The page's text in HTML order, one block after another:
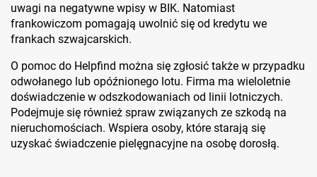
uwagi na negatywne wpisy w BIK. Natomiast
frankowiczom pomagają uwolnić się od kredytu we
frankach szwajcarskich.
O pomoc do Helpfind można się zgłosić także w przypadku
odwołanego lub opóźnionego lotu. Firma ma wieloletnie
doświadczenie w odszkodowaniach od linii lotniczych.
Podejmuje się również spraw związanych ze szkodą na
nieruchomościach. Wspiera osoby, które starają się
uzyskać świadczenie pielęgnacyjne na osobę dorosłą.